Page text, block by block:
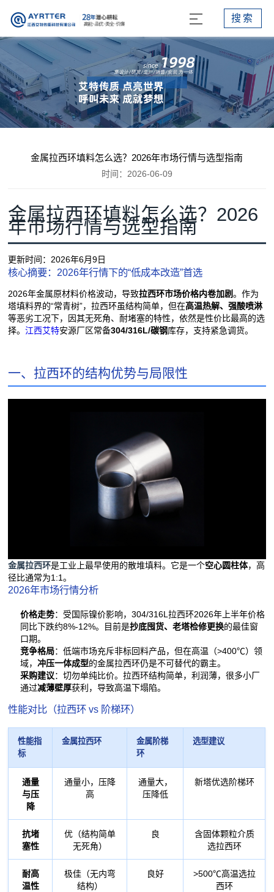
搜索
金属拉西环填料怎么选？2026年市场行情与选型指南
时间：2026-06-09
金属拉西环填料怎么选？2026
年市场行情与选型指南
更新时间：2026年6月9日
核心摘要：2026年行情下的“低成本改造”首选
2026年金属原材料价格波动，导致拉西环市场价格内卷加剧。作为
塔填料界的“常青树”，拉西环虽结构简单，但在高温热解、强酸喷淋
等恶劣工况下，因其无死角、耐堵塞的特性，依然是性价比最高的选
择。江西艾特安源厂区常备304/316L/碳钢库存，支持紧急调货。
一、拉西环的结构优势与局限性
金属拉西环是工业上最早使用的散堆填料。它是一个空心圆柱体，高
径比通常为1:1。
2026年市场行情分析
价格走势：受国际镍价影响，304/316L拉西环2026年上半年价格
同比下跌约8%-12%。目前是抄底囤货、老塔检修更换的最佳窗
口期。
竞争格局：低端市场充斥非标回料产品，但在高温（>400℃）领
域，冲压一体成型的金属拉西环仍是不可替代的霸主。
采购建议：切勿单纯比价。拉西环结构简单，利润薄，很多小厂
通过减薄壁厚获利，导致高温下塌陷。
性能对比（拉西环 vs 阶梯环）
性能指
标
金属拉西环
金属阶梯
环
选型建议
通量
与压
降
通量小，压降
高
通量大，
压降低
新塔优选阶梯环
抗堵
塞性
优（结构简单
无死角）
良
含固体颗粒介质
选拉西环
耐高
温性
极佳（无内弯
结构）
良好
>500℃高温选拉
西环